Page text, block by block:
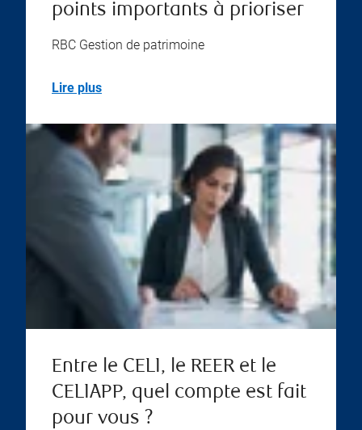
points importants à prioriser
RBC Gestion de patrimoine
Lire plus
Entre le CELI, le REER et le
CELIAPP, quel compte est fait
pour vous ?